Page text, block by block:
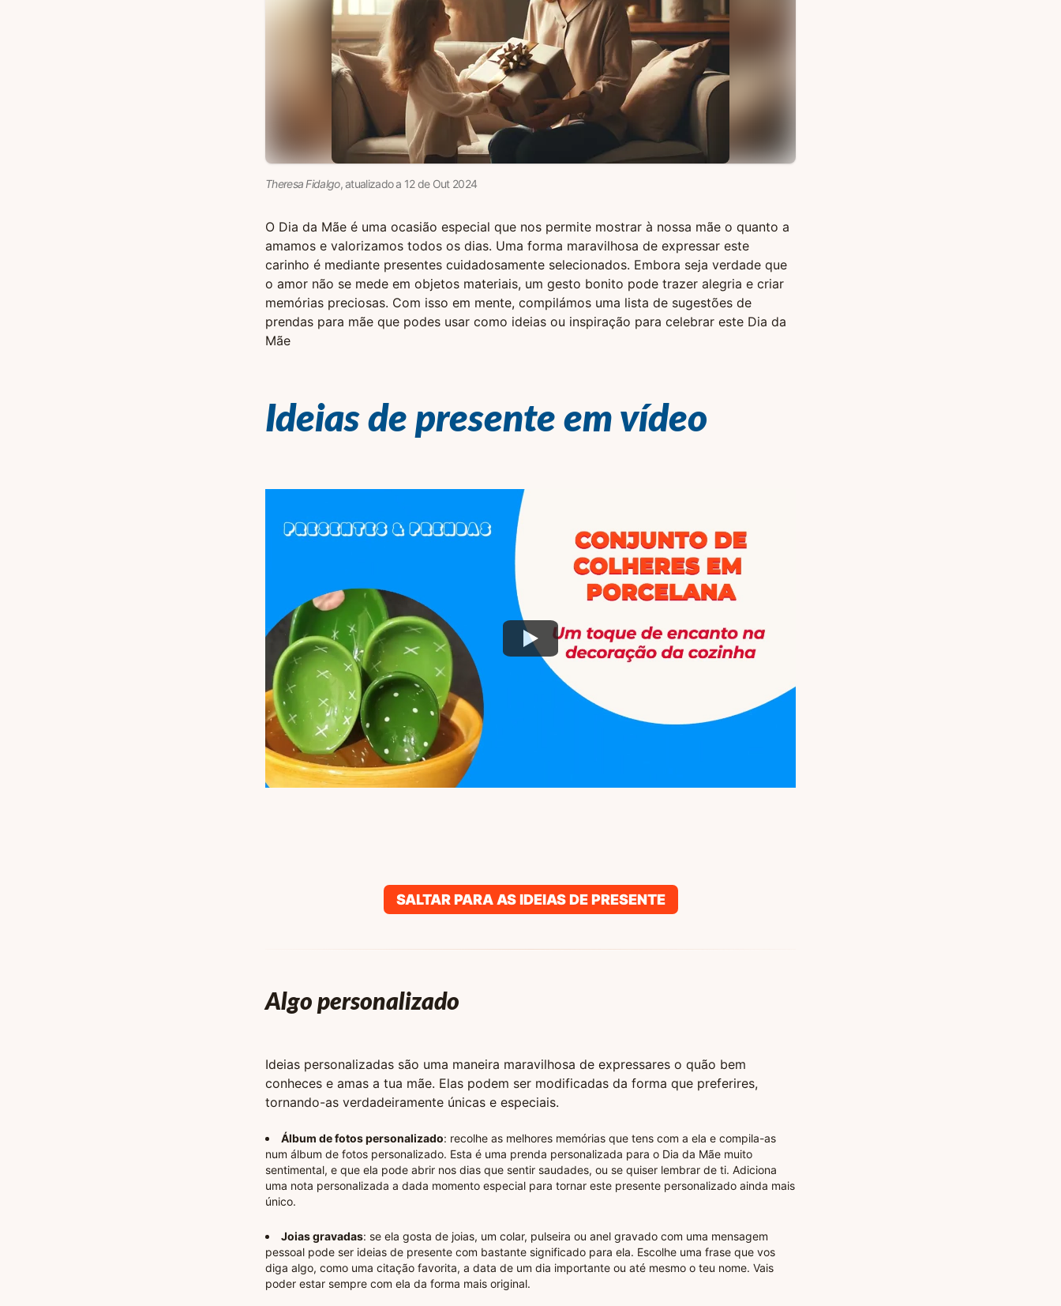
Theresa Fidalgo, atualizado a 12de Out 2024
O Dia da Mãe é uma ocasião especial que nos permite mostrar à nossa mãe o quanto a
amamos e valorizamos todos os dias. Uma forma maravilhosa de expressar este
carinho é mediante presentes cuidadosamente selecionados. Embora seja verdade que
o amor não se mede em objetos materiais, um gesto bonito pode trazer alegria e criar
memórias preciosas. Com isso em mente, compilámos uma lista de sugestões de
prendas para mãe que podes usar como ideias ou inspiração para celebrar este Dia da
Mãe
Ideias de presente em vídeo
SALTAR PARA AS IDEIAS DE PRESENTE
Algo personalizado
Ideias personalizadas são uma maneira maravilhosa de expressares o quão bem
conheces e amas a tua mãe. Elas podem ser modificadas da forma que preferires,
tornando-as verdadeiramente únicas e especiais.
Álbum de fotos personalizado: recolhe as melhores memórias que tens com a ela e compila-as
num álbum de fotos personalizado. Esta é uma prenda personalizada para o Dia da Mãe muito
sentimental, e que ela pode abrir nos dias que sentir saudades, ou se quiser lembrar de ti. Adiciona
uma nota personalizada a dada momento especial para tornar este presente personalizado ainda mais
único.
Joias gravadas: se ela gosta de joias, um colar, pulseira ou anel gravado com uma mensagem
pessoal pode ser ideias de presente com bastante significado para ela. Escolhe uma frase que vos
diga algo, como uma citação favorita, a data de um dia importante ou até mesmo o teu nome. Vais
poder estar sempre com ela da forma mais original.